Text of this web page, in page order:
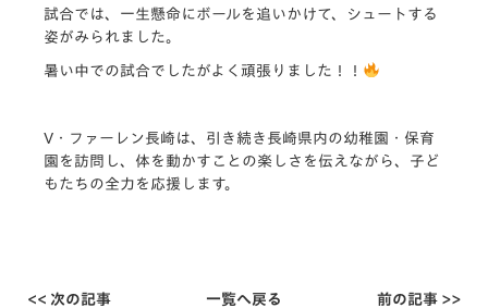
試合では、一生懸命にボールを追いかけて、シュートする
姿がみられました。
暑い中での試合でしたがよく頑張りました！！
V・ファーレン長崎は、引き続き長崎県内の幼稚園・保育
園を訪問し、体を動かすことの楽しさを伝えながら、子ど
もたちの全力を応援します。
<< 次の記事 一覧へ戻る 前の記事 >>